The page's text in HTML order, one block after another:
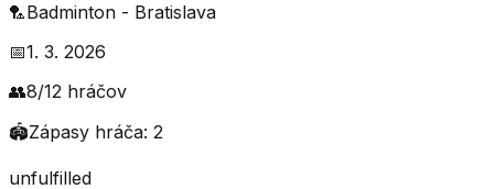
🏸Badminton - Bratislava
📅1. 3. 2026
👥8/12 hráčov
🏟️Zápasy hráča: 2
unfulfilled